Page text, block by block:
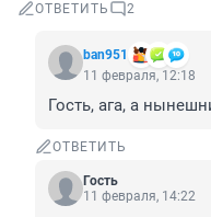
ОТВЕТИТЬ 2
ban951
11 февраля, 12:18
Гость, ага, а
ОТВЕТИТЬ
Гость
11 февраля, 14:22